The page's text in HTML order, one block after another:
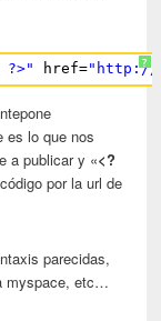
?
href="http://
es lo que nos
a publicar y «<?
por la url de
parecidas,
myspace, etc…